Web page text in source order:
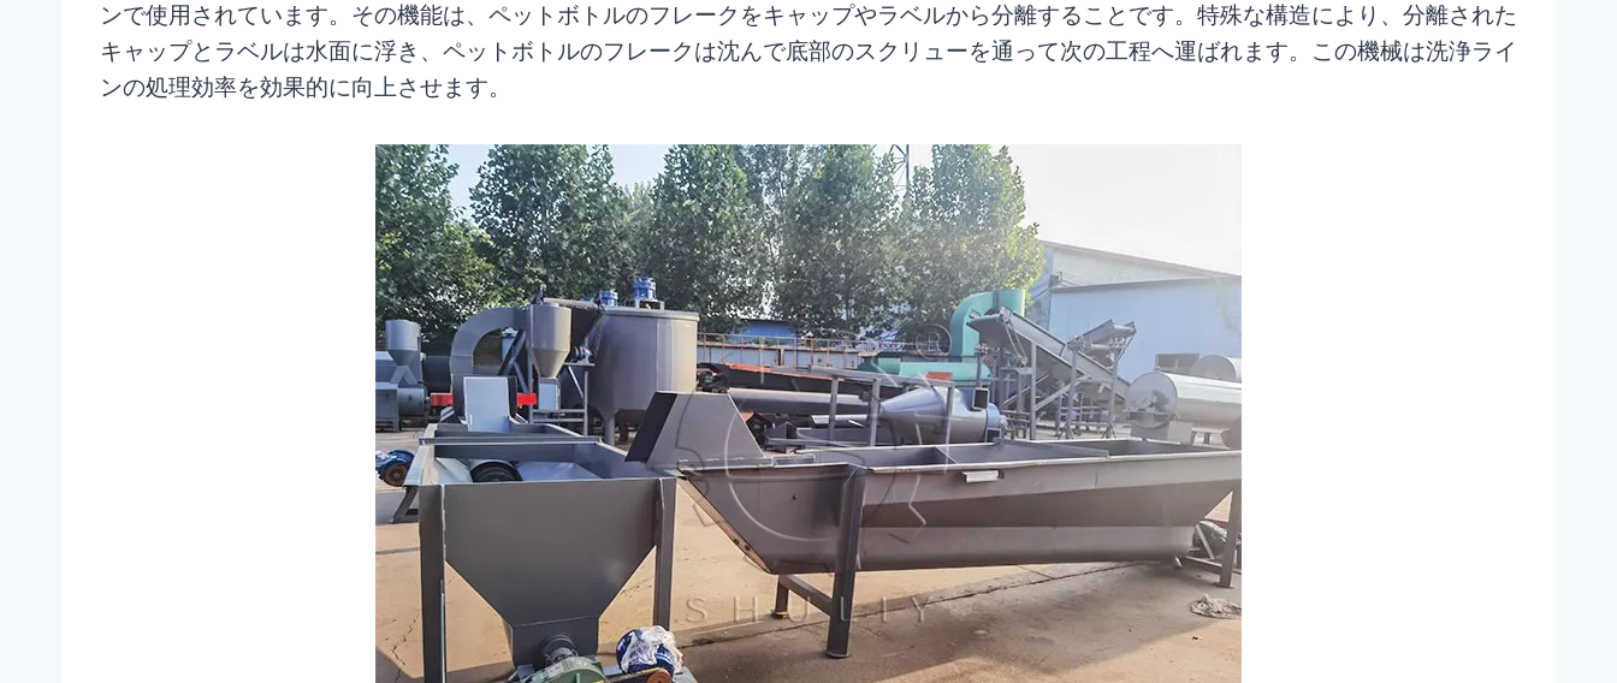
ンで使用されています。その機能は、ペットボトルのフレークをキャップやラベルから分離することです。特殊な構造により、分離された
キャップとラベルは水面に浮き、ペットボトルのフレークは沈んで底部のスクリューを通って次の工程へ運ばれます。この機械は洗浄ライ
ンの処理効率を効果的に向上させます。